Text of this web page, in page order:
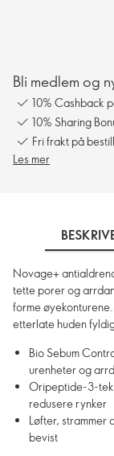
Bli medlem og
10% Cashback
10% Sharing
Fri frakt på
Les mer
Novage+
tette porer og
forme
etterlate huden
Bio Sebum
urenheter og
Oripeptide-3-
redusere rynker
Løfter, strammer
bevist